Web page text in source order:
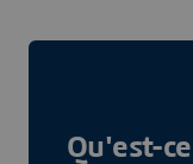
Qu'est-